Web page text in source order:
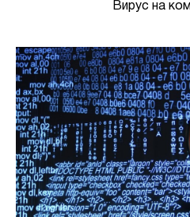
Вирус на